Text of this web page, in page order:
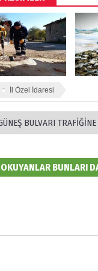
İl Özel İdaresi
TRAFİĞİNE NEFES ALDIRACAK PROJE
BUNLARI